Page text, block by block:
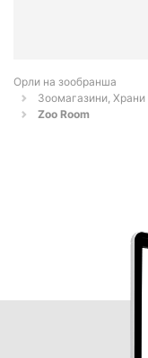
Орли на зообранша
Зоомагазини,
Zoo Room